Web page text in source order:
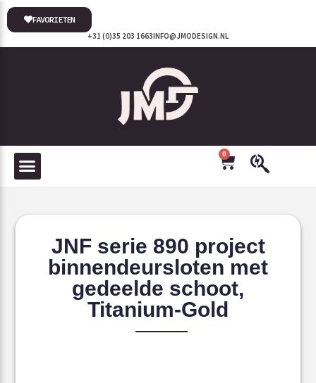
INFO@JMODESIGN.NL
+31 (0)35 203 1663
FAVORIETEN
0
JNF serie 890 project
binnendeursloten met
gedeelde schoot,
Titanium-Gold